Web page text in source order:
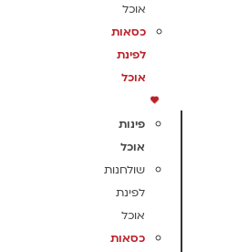
אוכל
כסאות
לפינת
אוכל
פינות
אוכל
שולחנות
לפינת
אוכל
כסאות